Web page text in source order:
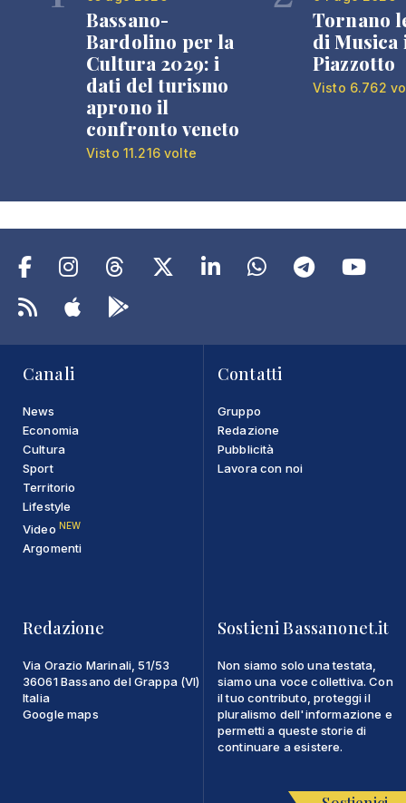
Bassano-
Bardolino per la
Cultura 2029: i
dati del turismo
aprono il
confronto veneto
Visto 11.216 volte
Tornano
di Musica
Piazzotto
Visto 6.762
Canali
News
Economia
Cultura
Sport
Territorio
Lifestyle
Video NEW
Argomenti
Contatti
Gruppo
Redazione
Pubblicità
Lavora con noi
Redazione
Via Orazio Marinali, 51/53
36061 Bassano del Grappa (VI)
Italia
Google maps
Sostieni Bassanonet.it
Non siamo solo una testata,
siamo una voce collettiva. Con
il tuo contributo, proteggi il
pluralismo dell'informazione e
permetti a queste storie di
continuare a esistere.